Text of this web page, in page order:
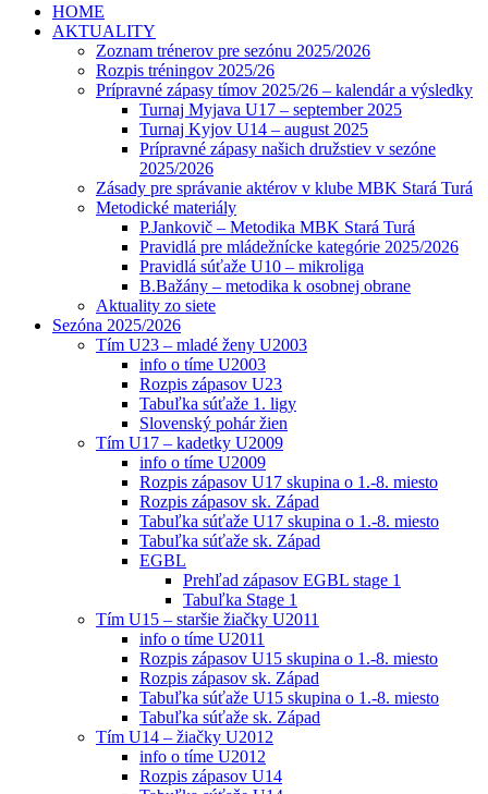
HOME
AKTUALITY
Zoznam trénerov pre sezónu 2025/2026
Rozpis tréningov 2025/26
Prípravné zápasy tímov 2025/26 – kalendár a výsledky
Turnaj Myjava U17 – september 2025
Turnaj Kyjov U14 – august 2025
Prípravné zápasy našich družstiev v sezóne
2025/2026
Zásady pre správanie aktérov v klube MBK Stará Turá
Metodické materiály
P.Jankovič – Metodika MBK Stará Turá
Pravidlá pre mládežnícke kategórie 2025/2026
Pravidlá súťaže U10 – mikroliga
B.Bažány – metodika k osobnej obrane
Aktuality zo siete
Sezóna 2025/2026
Tím U23 – mladé ženy U2003
info o tíme U2003
Rozpis zápasov U23
Tabuľka súťaže 1. ligy
Slovenský pohár žien
Tím U17 – kadetky U2009
info o tíme U2009
Rozpis zápasov U17 skupina o 1.-8. miesto
Rozpis zápasov sk. Západ
Tabuľka súťaže U17 skupina o 1.-8. miesto
Tabuľka súťaže sk. Západ
EGBL
Prehľad zápasov EGBL stage 1
Tabuľka Stage 1
Tím U15 – staršie žiačky U2011
info o tíme U2011
Rozpis zápasov U15 skupina o 1.-8. miesto
Rozpis zápasov sk. Západ
Tabuľka súťaže U15 skupina o 1.-8. miesto
Tabuľka súťaže sk. Západ
Tím U14 – žiačky U2012
info o tíme U2012
Rozpis zápasov U14